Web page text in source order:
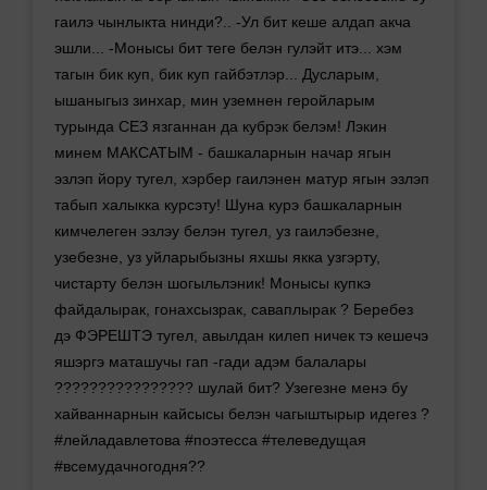
гаилэ чынлыкта нинди?.. -Ул бит кеше алдап акча
эшли... -Монысы бит теге белэн гулэйт итэ... хэм
тагын бик куп, бик куп гайбэтлэр... Дусларым,
ышаныгыз зинхар, мин уземнен геройларым
турында СЕЗ язганнан да кубрэк белэм! Лэкин
минем МАКСАТЫМ - башкаларнын начар ягын
эзлэп йору тугел, хэрбер гаилэнен матур ягын эзлэп
табып халыкка курсэту! Шуна курэ башкаларнын
кимчелеген эзлэу белэн тугел, уз гаилэбезне,
узебезне, уз уйларыбызны яхшы якка узгэрту,
чистарту белэн шогыльлэник! Монысы купкэ
файдалырак, гонахсызрак, саваплырак ? Беребез
дэ ФЭРЕШТЭ тугел, авылдан килеп ничек тэ кешечэ
яшэргэ маташучы гап -гади адэм балалары
???????????????? шулай бит? Узегезне менэ бу
хайваннарнын кайсысы белэн чагыштырыр идегез ?
#лейладавлетова #поэтесса #телеведущая
#всемудачногодня??